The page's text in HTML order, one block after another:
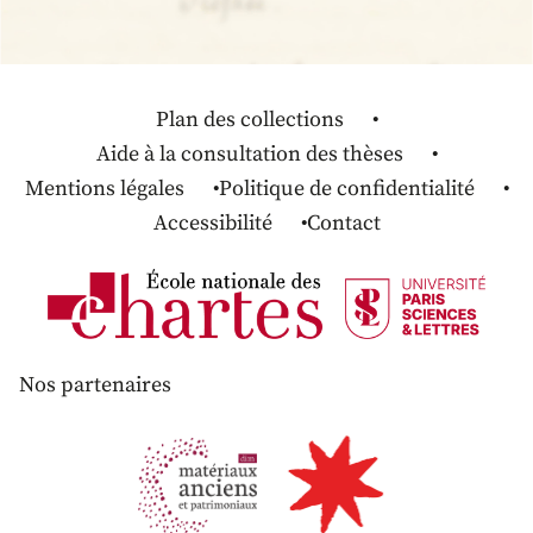
Plan des collections
Aide à la consultation des thèses
Mentions légales
Politique de confidentialité
Accessibilité
Contact
Nos partenaires